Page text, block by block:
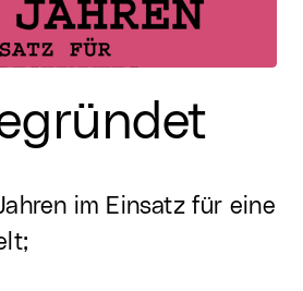
im Einsatz für eine